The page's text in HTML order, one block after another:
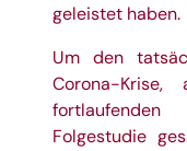
geleistet haben.
Um den
Corona-
Folgestudie